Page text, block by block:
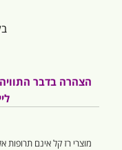
הצהרה בדבר
מוצרי רז קל אינם תרופות